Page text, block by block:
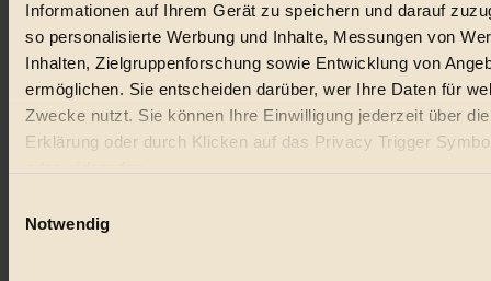
Informationen auf Ihrem Gerät zu speichern und darauf
so personalisierte Werbung und Inhalte, Messungen von
Inhalten, Zielgruppenforschung sowie Entwicklung von
ermöglichen. Sie entscheiden darüber, wer Ihre Daten für
Zwecke nutzt. Sie können Ihre Einwilligung jederzeit über
Erklärung oder durch Klicken auf das Privacy Trigger
Wenn Sie es erlauben, würden wir auch gerne:
Notwendig